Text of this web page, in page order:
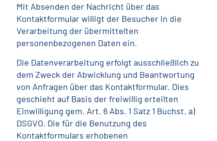
Mit Absenden der Nachricht über das
Kontaktformular willigt der Besucher in die
Verarbeitung der übermittelten
personenbezogenen Daten ein.
Die Datenverarbeitung erfolgt ausschließlich zu
dem Zweck der Abwicklung und Beantwortung
von Anfragen über das Kontaktformular. Dies
geschieht auf Basis der freiwillig erteilten
Einwilligung gem. Art. 6 Abs. 1 Satz 1 Buchst. a)
DSGVO. Die für die Benutzung des
Kontaktformulars erhobenen